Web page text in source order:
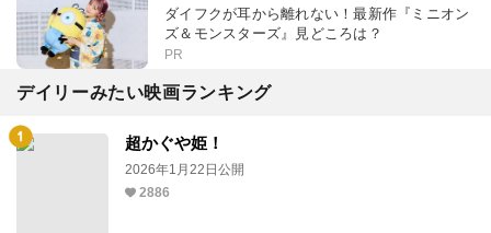
ダイフクが耳から離れない！最新作『ミニオン
ズ＆モンスターズ』見どころは？
PR
デイリーみたい映画ランキング
超かぐや姫！
2026年1月22日公開
2886